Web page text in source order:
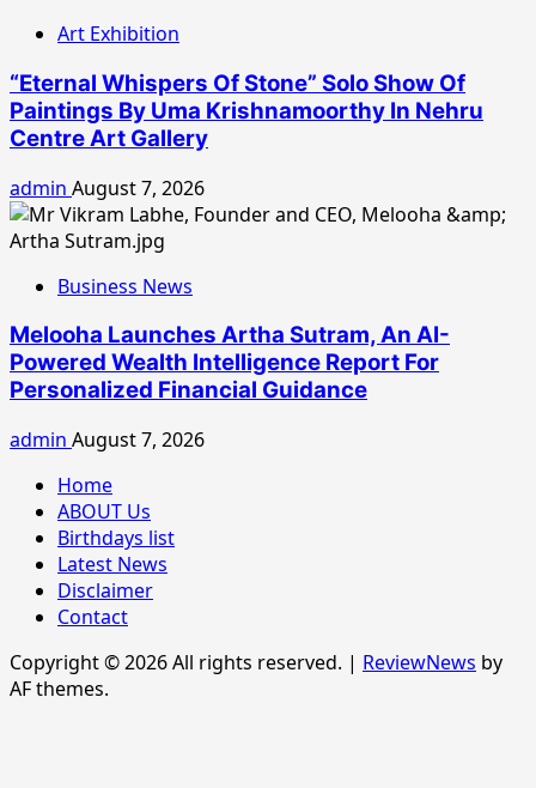
Art Exhibition
“Eternal Whispers Of Stone” Solo Show Of
Paintings By Uma Krishnamoorthy In Nehru
Centre Art Gallery
admin August 7, 2026
Business News
Melooha Launches Artha Sutram, An AI-
Powered Wealth Intelligence Report For
Personalized Financial Guidance
admin August 7, 2026
Home
ABOUT Us
Birthdays list
Latest News
Disclaimer
Contact
Copyright © 2026 All rights reserved. | ReviewNews by
AF themes.